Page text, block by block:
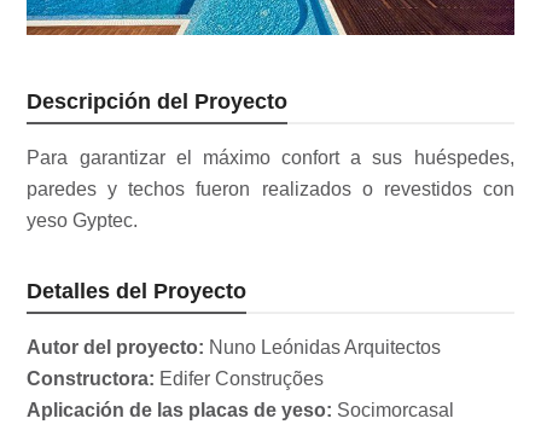
Descripción del Proyecto
Para garantizar el máximo confort a sus huéspedes,
paredes y techos fueron realizados o revestidos con
yeso Gyptec.
Detalles del Proyecto
Autor del proyecto: Nuno Leónidas Arquitectos
Constructora: Edifer Construções
Aplicación de las placas de yeso: Socimorcasal